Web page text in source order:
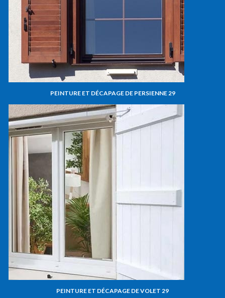
PEINTURE ET DÉCAPAGE DE PERSIENNE 29
PEINTURE ET DÉCAPAGE DE VOLET 29